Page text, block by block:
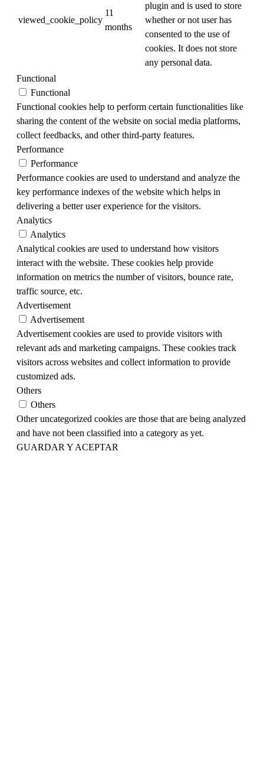
viewed_cookie_policy
11
months
plugin and is used to store
whether or not user has
consented to the use of
cookies. It does not store
any personal data.
Functional
Functional
Functional cookies help to perform certain functionalities like
sharing the content of the website on social media platforms,
collect feedbacks, and other third-party features.
Performance
Performance
Performance cookies are used to understand and analyze the
key performance indexes of the website which helps in
delivering a better user experience for the visitors.
Analytics
Analytics
Analytical cookies are used to understand how visitors
interact with the website. These cookies help provide
information on metrics the number of visitors, bounce rate,
traffic source, etc.
Advertisement
Advertisement
Advertisement cookies are used to provide visitors with
relevant ads and marketing campaigns. These cookies track
visitors across websites and collect information to provide
customized ads.
Others
Others
Other uncategorized cookies are those that are being analyzed
and have not been classified into a category as yet.
GUARDAR Y ACEPTAR